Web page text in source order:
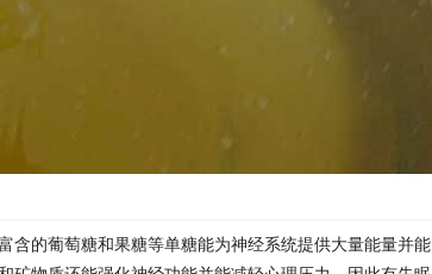
含的葡萄糖和果糖等单糖能为神经系统提供大量能量并能